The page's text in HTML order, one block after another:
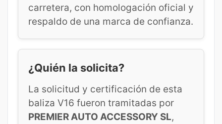
carretera, con homologación oficial y
respaldo de una marca de confianza.
¿Quién la solicita?
La solicitud y certificación de esta
baliza V16 fueron tramitadas por
PREMIER AUTO ACCESSORY SL,